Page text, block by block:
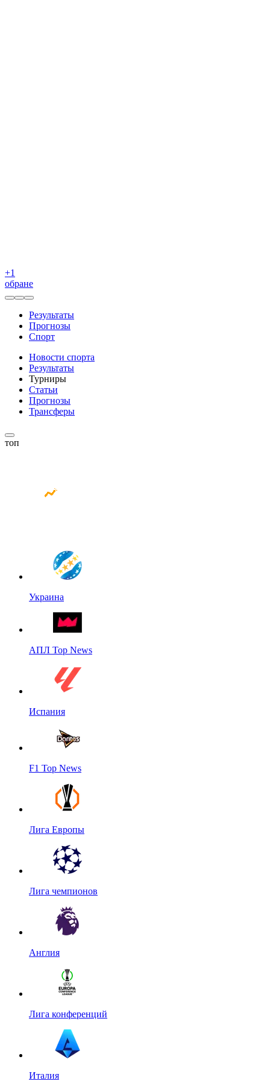
+1
обране
Результаты
Прогнозы
Спорт
Новости спорта
Результаты
Турниры
Статьи
Прогнозы
Трансферы
топ
Украина
АПЛ Top News
Испания
F1 Top News
Лига Европы
Лига чемпионов
Англия
Лига конференций
Италия